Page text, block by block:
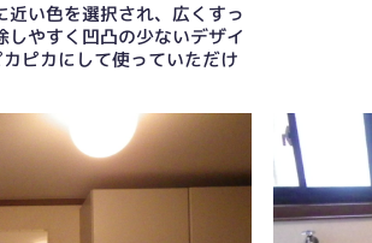
い色を選択され、広くすっ
やすく凹凸の少ないデザイ
ピカにして使っていただけ